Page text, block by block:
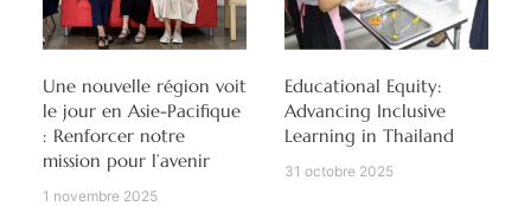
Une nouvelle région voit
le jour en Asie-Pacifique
: Renforcer notre
mission pour l’avenir
1 novembre 2025
Educational Equity:
Advancing Inclusive
Learning in Thailand
31 octobre 2025